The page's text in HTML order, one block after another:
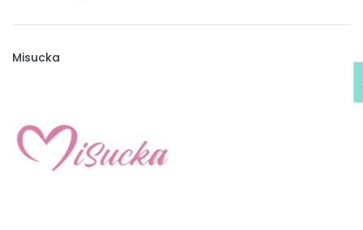
Misucka